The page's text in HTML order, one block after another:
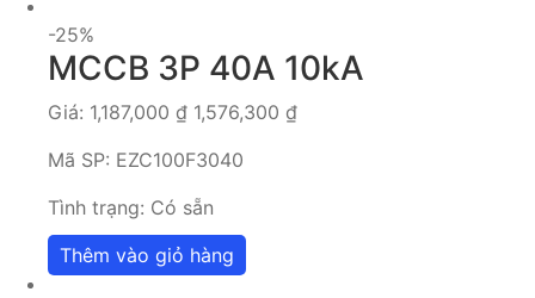
-25%
MCCB 3P 40A 10kA
Giá: 1,187,000 ₫ 1,576,300 ₫
Mã SP: EZC100F3040
Tình trạng: Có sẵn
Thêm vào giỏ hàng